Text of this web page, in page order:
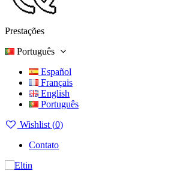
Prestações
Português
Español
Français
English
Português
Wishlist (0)
Contato